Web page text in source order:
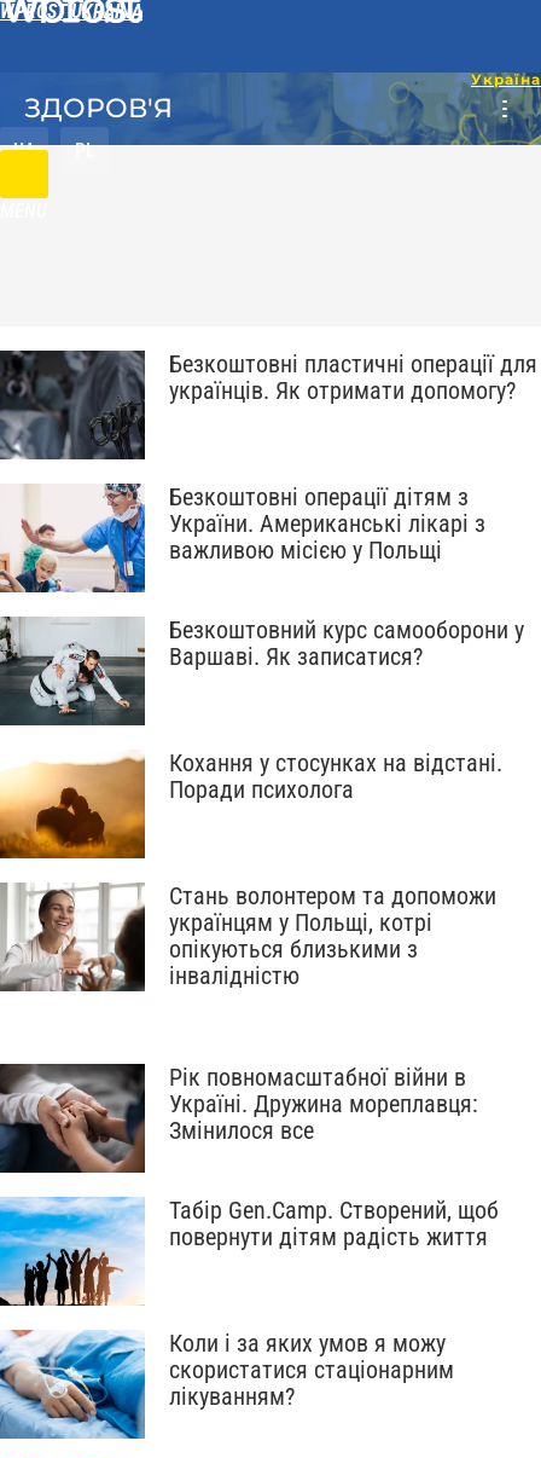
WPROST UKRAINA
UA PL
ЗДОРОВ'Я
Безкоштовні пластичні операції для
українців. Як отримати допомогу?
Безкоштовні операції дітям з
України. Американські лікарі з
важливою місією у Польщі
Безкоштовний курс самооборони у
Варшаві. Як записатися?
Кохання у стосунках на відстані.
Поради психолога
Стань волонтером та допоможи
українцям у Польщі, котрі
опікуються близькими з
інвалідністю
Рік повномасштабної війни в
Україні. Дружина мореплавця:
Змінилося все
Табір Gen.Camp. Створений, щоб
повернути дітям радість життя
Коли і за яких умов я можу
скористатися стаціонарним
лікуванням?